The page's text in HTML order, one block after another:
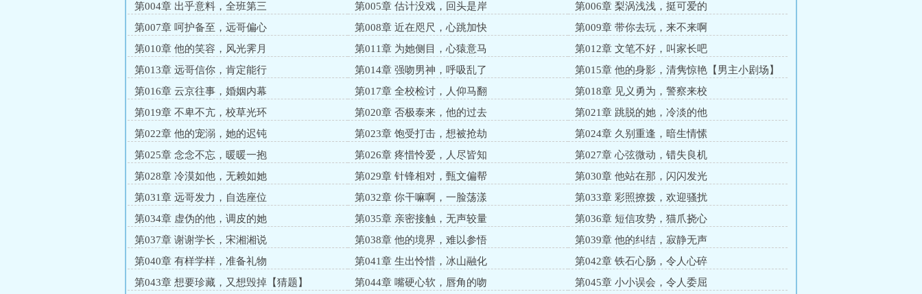
掷，不然，何来今日？＊甄明珠：她没有这般不顾一切地爱过人。程砚宁：她是他的小太阳，她是他的
光。＊看起来好像除了美再无优点的小太妹妹和学长，女追男，校服到婚纱，沿袭阿锦甜宠暖虐风，1
员局H。(^__^)谨以此文，重走韶华。献给所有一直陪伴阿锦的小可爱们……笔芯。新浪微博：浮光锦_
第004章 出乎意料，全班第三
第005章 估计没戏，回头是岸
第006章 梨涡浅浅，挺可爱的
第007章 呵护备至，远哥偏心
第008章 近在咫尺，心跳加快
第009章 带你去玩，来不来啊
第010章 他的笑容，风光霁月
第011章 为她侧目，心猿意马
第012章 文笔不好，叫家长吧
第013章 远哥信你，肯定能行
第014章 强吻男神，呼吸乱了
第015章 他的身影，清隽惊艳【男主小剧场】
第016章 云京往事，婚姻内幕
第017章 全校检讨，人仰马翻
第018章 见义勇为，警察来校
第019章 不卑不亢，校草光环
第020章 否极泰来，他的过去
第021章 跳脱的她，冷淡的他
第022章 他的宠溺，她的迟钝
第023章 饱受打击，想被抢劫
第024章 久别重逢，暗生情愫
第025章 念念不忘，暖暖一抱
第026章 疼惜怜爱，人尽皆知
第027章 心弦微动，错失良机
第028章 冷漠如他，无赖如她
第029章 针锋相对，甄文偏帮
第030章 他站在那，闪闪发光
第031章 远哥发力，自选座位
第032章 你干嘛啊，一脸荡漾
第033章 彩照撩拨，欢迎骚扰
第034章 虚伪的他，调皮的她
第035章 亲密接触，无声较量
第036章 短信攻势，猫爪挠心
第037章 谢谢学长，宋湘湘说
第038章 他的境界，难以参悟
第039章 他的纠结，寂静无声
第040章 有样学样，准备礼物
第041章 生出怜惜，冰山融化
第042章 铁石心肠，令人心碎
第043章 想要珍藏，又想毁掉【猜题】
第044章 嘴硬心软，唇角的吻
第045章 小小误会，令人委屈